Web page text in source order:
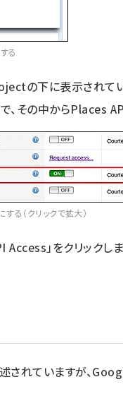
る
の下に表示されてい
、その中からPlaces
る（クリックで拡大）
Access」をクリック
されていますが、